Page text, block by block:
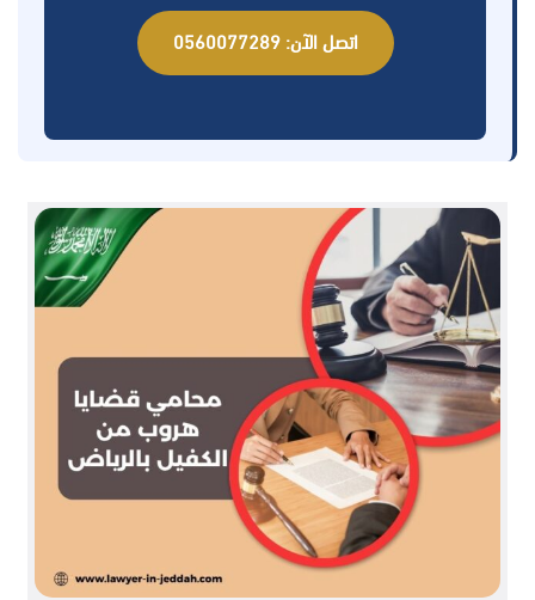
اتصل الآن: 0560077289